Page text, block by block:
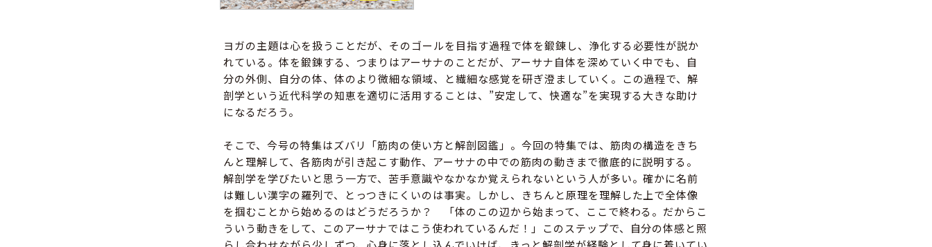
ヨガの主題は心を扱うことだが、そのゴールを目指す過程で体を鍛錬し、浄化する必要性が説か
れている。体を鍛錬する、つまりはアーサナのことだが、アーサナ自体を深めていく中でも、自
分の外側、自分の体、体のより微細な領域、と繊細な感覚を研ぎ澄ましていく。この過程で、解
剖学という近代科学の知恵を適切に活用することは、”安定して、快適な”を実現する大きな助け
になるだろう。
そこで、今号の特集はズバリ「筋肉の使い方と解剖図鑑」。今回の特集では、筋肉の構造をきち
んと理解して、各筋肉が引き起こす動作、アーサナの中での筋肉の動きまで徹底的に説明する。
解剖学を学びたいと思う一方で、苦手意識やなかなか覚えられないという人が多い。確かに名前
は難しい漢字の羅列で、とっつきにくいのは事実。しかし、きちんと原理を理解した上で全体像
を掴むことから始めるのはどうだろうか？ 「体のこの辺から始まって、ここで終わる。だからこ
ういう動きをして、このアーサナではこう使われているんだ！」このステップで、自分の体感と照